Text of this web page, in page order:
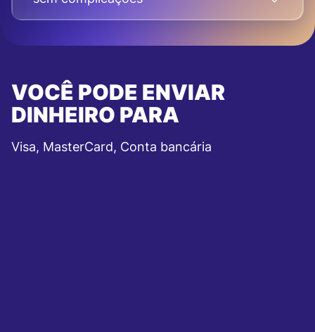
VOCÊ PODE ENVIAR
DINHEIRO PARA
Visa, MasterCard, Conta bancária